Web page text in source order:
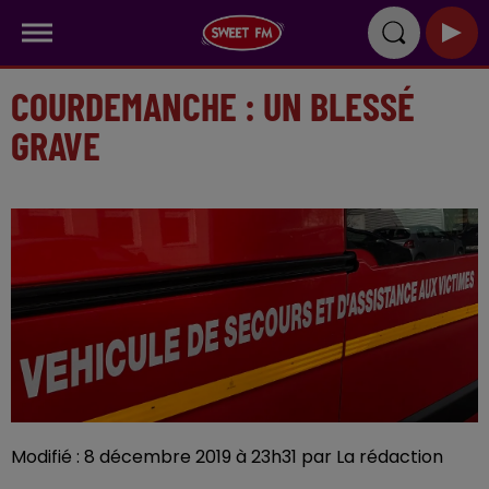
COURDEMANCHE : UN BLESSÉ
GRAVE
Modifié : 8 décembre 2019 à 23h31 par La rédaction